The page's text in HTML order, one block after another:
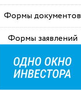
Формы документов
Формы заявлений
Читальный зал архива